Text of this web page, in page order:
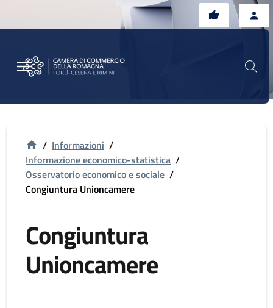
/ Informazioni /
Informazione economico-statistica /
Osservatorio economico e sociale /
Congiuntura Unioncamere
Congiuntura
Unioncamere